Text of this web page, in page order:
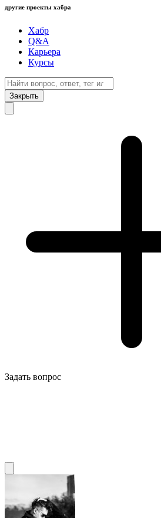
другие проекты хабра
Хабр
Q&A
Карьера
Курсы
Закрыть
Задать вопрос